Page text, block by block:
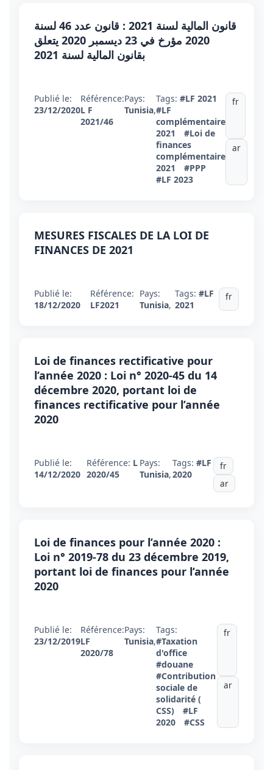
قانون المالية لسنة 2021 : قانون عدد 46 لسنة
2020 مؤرخ في 23 ديسمبر 2020 يتعلق
بقانون المالية لسنة 2021
Publié le:
23/12/2020
Référence:
L F
2021/46
Pays:
Tunisia,
Tags: #LF 2021
#LF
complémentaire
2021
#Loi de
finances
complémentaire
2021
#PPP
#LF 2023
fr
ar
MESURES FISCALES DE LA LOI DE
FINANCES DE 2021
Publié le:
18/12/2020
Référence:
LF2021
Pays:
Tunisia,
Tags:#LF
2021
fr
Loi de finances rectificative pour
l’année 2020 : Loi n° 2020-45 du 14
décembre 2020, portant loi de
finances rectificative pour l’année
2020
Publié le:
14/12/2020
Référence: L
2020/45
Pays:
Tunisia,
Tags:#LF
2020
fr
ar
Loi de finances pour l’année 2020 :
Loi n° 2019-78 du 23 décembre 2019,
portant loi de finances pour l’année
2020
Publié le:
23/12/2019
Référence:
LF
2020/78
Pays:
Tunisia,
Tags:
#Taxation
d'office
#douane
#Contribution
sociale de
solidarité (
CSS)
#LF
2020
#CSS
fr
ar